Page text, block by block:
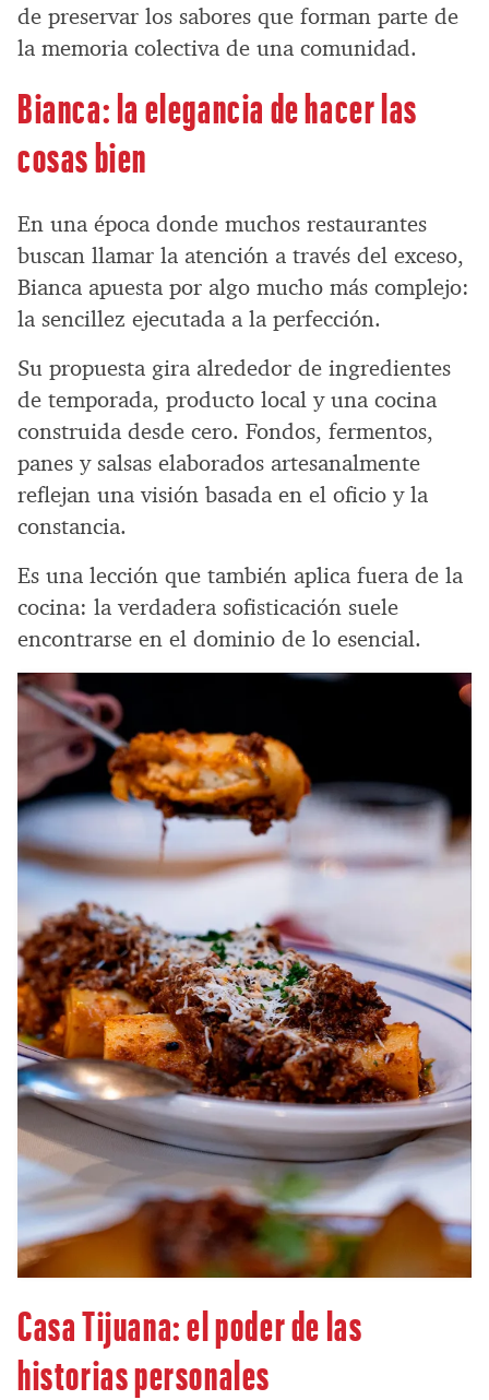
de preservar los sabores que forman parte de
la memoria colectiva de una comunidad.
Bianca: la elegancia de hacer las
cosas bien
En una época donde muchos restaurantes
buscan llamar la atención a través del exceso,
Bianca apuesta por algo mucho más complejo:
la sencillez ejecutada a la perfección.
Su propuesta gira alrededor de ingredientes
de temporada, producto local y una cocina
construida desde cero. Fondos, fermentos,
panes y salsas elaborados artesanalmente
reflejan una visión basada en el oficio y la
constancia.
Es una lección que también aplica fuera de la
cocina: la verdadera sofisticación suele
encontrarse en el dominio de lo esencial.
Casa Tijuana: el poder de las
historias personales